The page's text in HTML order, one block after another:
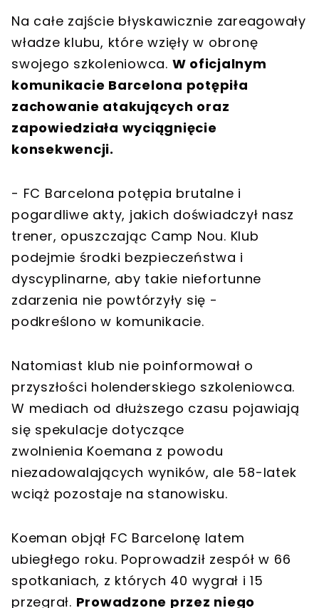
Na całe zajście błyskawicznie zareagowały
władze klubu, które wzięły w obronę
swojego szkoleniowca. W oficjalnym
komunikacie Barcelona potępiła
zachowanie atakujących oraz
zapowiedziała wyciągnięcie
konsekwencji.
- FC Barcelona potępia brutalne i
pogardliwe akty, jakich doświadczył nasz
trener, opuszczając Camp Nou. Klub
podejmie środki bezpieczeństwa i
dyscyplinarne, aby takie niefortunne
zdarzenia nie powtórzyły się -
podkreślono w komunikacie.
Natomiast klub nie poinformował o
przyszłości holenderskiego szkoleniowca.
W mediach od dłuższego czasu pojawiają
się spekulacje dotyczące
zwolnienia Koemana z powodu
niezadowalających wyników, ale 58-latek
wciąż pozostaje na stanowisku.
Koeman objął FC Barcelonę latem
ubiegłego roku. Poprowadził zespół w 66
spotkaniach, z których 40 wygrał i 15
przegrał. Prowadzone przez niego